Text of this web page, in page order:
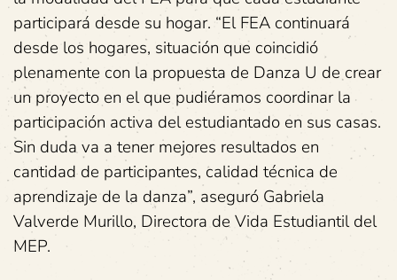
participará desde su hogar. “El FEA continuará
desde los hogares, situación que coincidió
plenamente con la propuesta de Danza U de crear
un proyecto en el que pudiéramos coordinar la
participación activa del estudiantado en sus casas.
Sin duda va a tener mejores resultados en
cantidad de participantes, calidad técnica de
aprendizaje de la danza”, aseguró Gabriela
Valverde Murillo, Directora de Vida Estudiantil del
MEP.